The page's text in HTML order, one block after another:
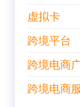
虚拟卡
跨境平台
跨境电商
跨境电商